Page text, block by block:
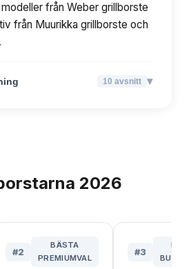
från Weber grillborste
från Muurikka grillborste och
10 avsnitt ▾
2026
#2
BÄSTA
PREMIUMVAL
#3